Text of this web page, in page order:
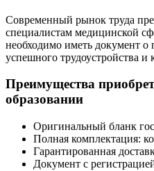
Современный рынок труда
специалистам медицинской
необходимо иметь документ
успешного трудоустройства и
Преимущества
образовании
Оригинальный бланк
Полная комплектация:
Гарантированная
Документ с